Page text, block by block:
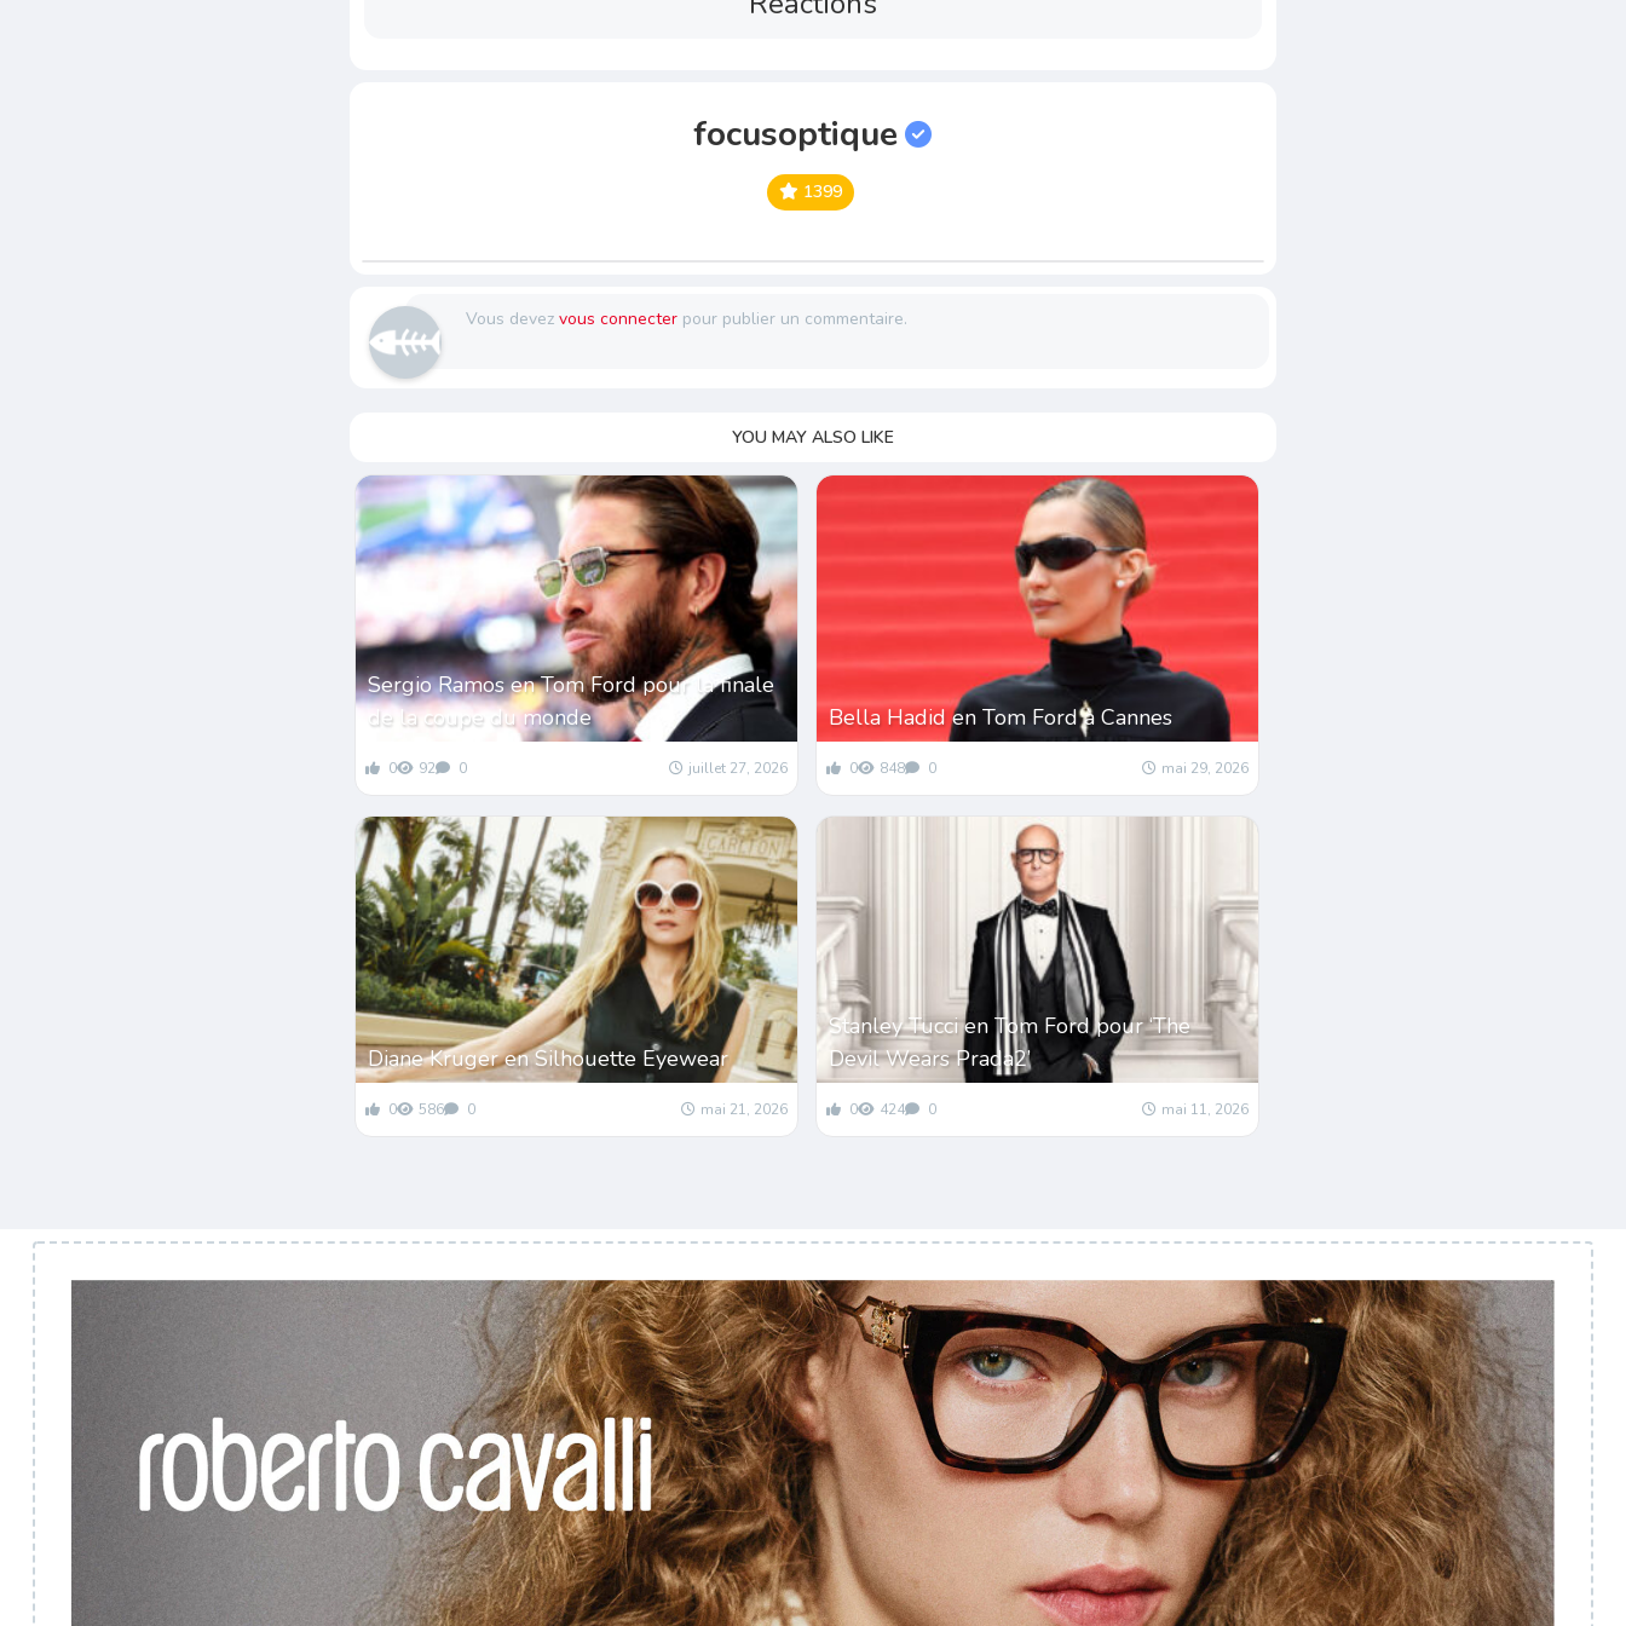
focusoptique
1399
Vous devezvous connecter pour publier un commentaire.
YOU MAY ALSO LIKE
Sergio Ramos en Tom Ford pour la finale
de la coupe du monde
0 92 0 juillet 27, 2026
Bella Hadid en Tom Ford à Cannes
0 848 0 mai 29, 2026
Diane Kruger en Silhouette Eyewear
0 586 0 mai 21, 2026
Stanley Tucci en Tom Ford pour ‘The
Devil Wears Prada2’
0 424 0 mai 11, 2026